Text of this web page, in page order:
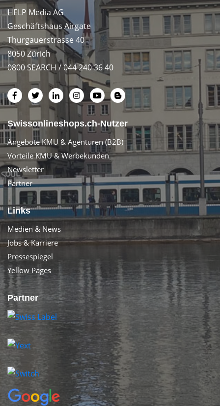
HELP Media AG
Geschäftshaus Airgate
Thurgauerstrasse 40
8050 Zürich
0800 SEARCH / 044 240 36 40
Swissonlineshops.ch-Nutzer
Angebote KMU & Agenturen (B2B)
Vorteile KMU & Werbekunden
Newsletter
Partner
Links
Medien & News
Jobs & Karriere
Pressespiegel
Yellow Pages
Partner